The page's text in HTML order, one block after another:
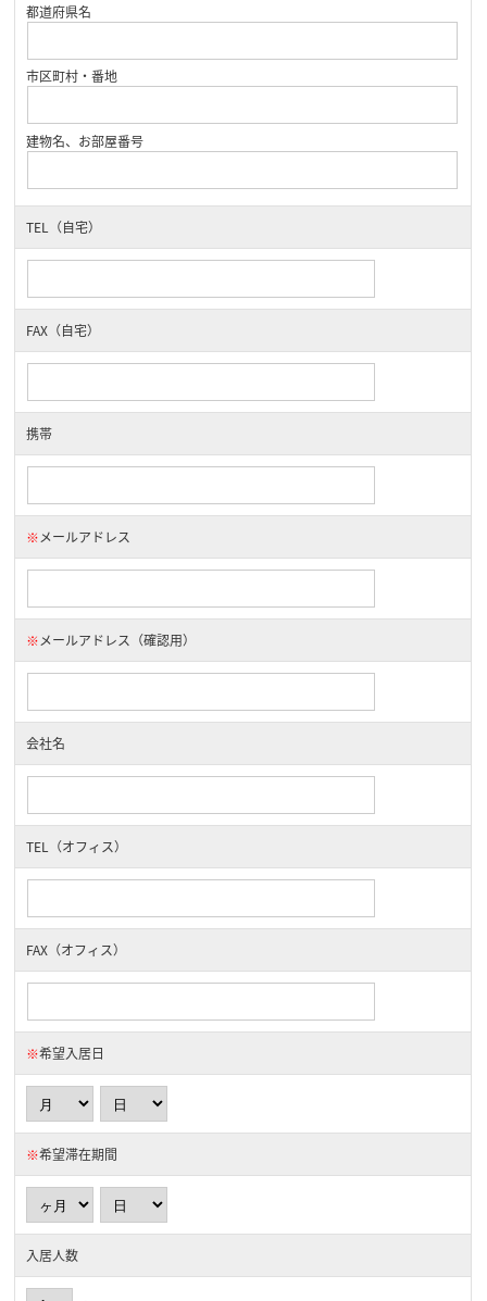
都道府県名
市区町村・番地
建物名、お部屋番号
TEL（自宅）
FAX（自宅）
携帯
※メールアドレス
※メールアドレス（確認用）
会社名
TEL（オフィス）
FAX（オフィス）
※希望入居日
※希望滞在期間
入居人数